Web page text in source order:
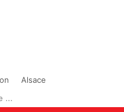
Alsace
...